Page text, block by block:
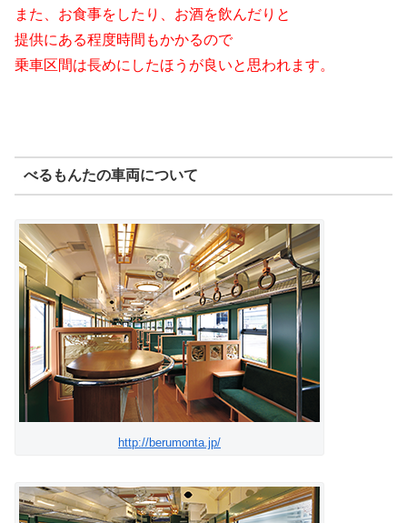
また、お食事をしたり、お酒を飲んだりと
提供にある程度時間もかかるので
乗車区間は長めにしたほうが良いと思われます。
べるもんたの車両について
http://berumonta.jp/